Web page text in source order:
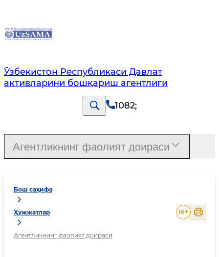
Ўзбекистон Республикаси Давлат
активларини бошқариш агентлиги
1082;
Бош саҳифа
Ҳужжатлар
Агентликнинг фаолият доираси
16+
Агентликнинг фаолият доираси